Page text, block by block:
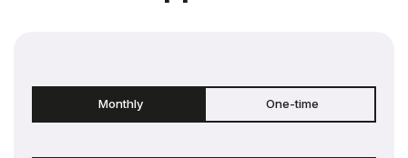
Monthly One-time